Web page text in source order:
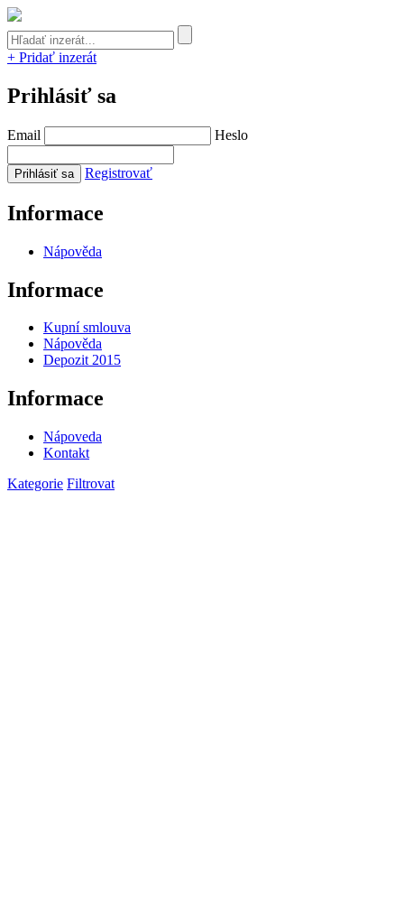
+ Pridať inzerát
Prihlásiť sa
Email Heslo
Registrovať
Informace
Nápověda
Informace
Kupní smlouva
Nápověda
Depozit 2015
Informace
Nápoveda
Kontakt
Kategorie Filtrovat